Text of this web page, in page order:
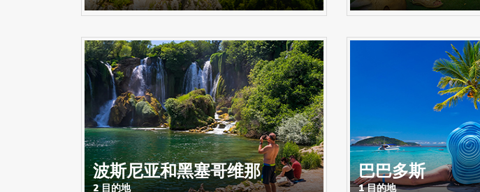
波斯尼亚和黑塞哥维那
2 目的地
巴巴多斯
1 目的地